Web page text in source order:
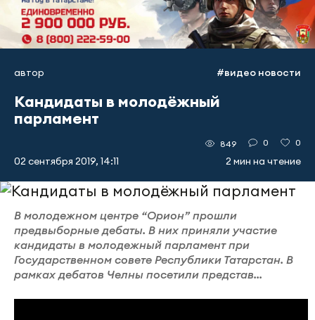
автор #видео новости
Кандидаты в молодёжный
парламент
02 сентября 2019, 14:11
849 0 0
2 мин на чтение
В молодежном центре “Орион” прошли
предвыборные дебаты. В них приняли участие
кандидаты в молодежный парламент при
Государственном совете Республики Татарстан. В
рамках дебатов Челны посетили представ...